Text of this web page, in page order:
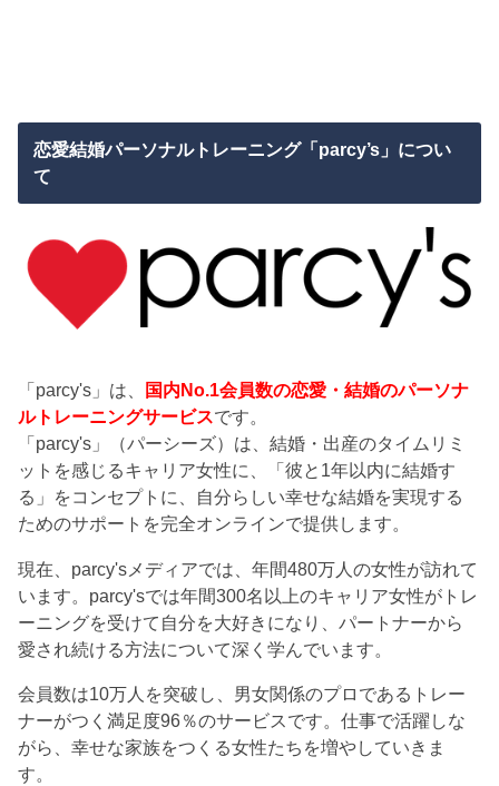
恋愛結婚パーソナルトレーニング「parcy’s」につい
て
「parcy's」は、
国内No.1会員数の恋愛・結婚のパーソナ
ルトレーニングサービスです。
「parcy's」（パーシーズ）は、結婚・出産のタイムリミ
ットを感じるキャリア女性に、「彼と1年以内に結婚す
る」をコンセプトに、自分らしい幸せな結婚を実現する
ためのサポートを完全オンラインで提供します。
現在、parcy'sメディアでは、年間480万人の女性が訪れて
います。parcy'sでは年間300名以上のキャリア女性がトレ
ーニングを受けて自分を大好きになり、パートナーから
愛され続ける方法について深く学んでいます。
会員数は10万人を突破し、男女関係のプロであるトレー
ナーがつく満足度96％のサービスです。仕事で活躍しな
がら、幸せな家族をつくる女性たちを増やしていきま
す。